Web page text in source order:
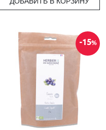
-15%